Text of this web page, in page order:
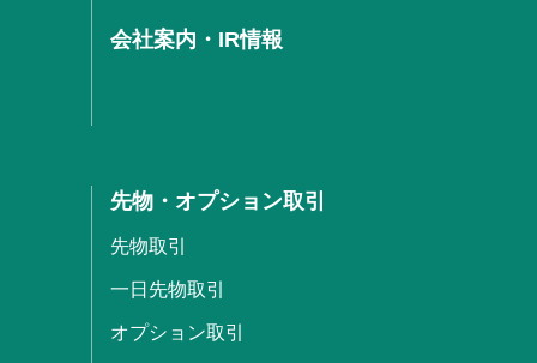
会社案内・IR情報
先物・オプション取引
先物取引
一日先物取引
オプション取引